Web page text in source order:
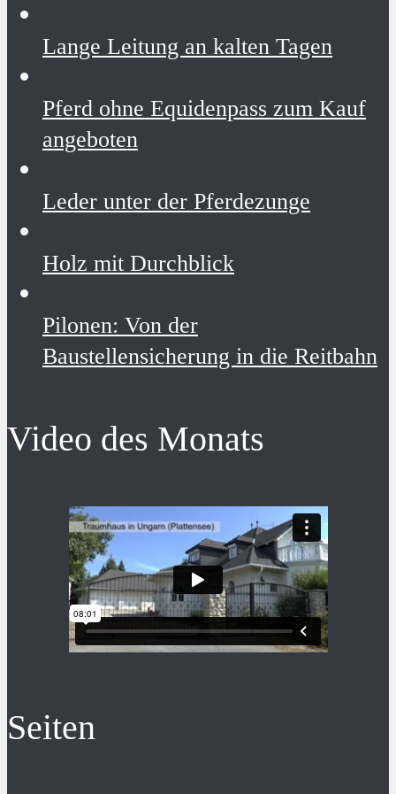
Lange Leitung an kalten Tagen
Pferd ohne Equidenpass zum Kauf
angeboten
Leder unter der Pferdezunge
Holz mit Durchblick
Pilonen: Von der
Baustellensicherung in die Reitbahn
Video des Monats
Seiten